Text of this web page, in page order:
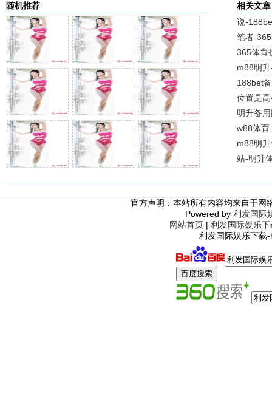
随机推荐
相关文章
说-
笔者-
365体育
m88明
188bet
位置是
明升备
w88体育
m88明
站-明升
官方声明：本站所有内容均来自于网
Powered by 利发国际
网站首页 | 利发国际娱乐下
利发国际娱乐下载